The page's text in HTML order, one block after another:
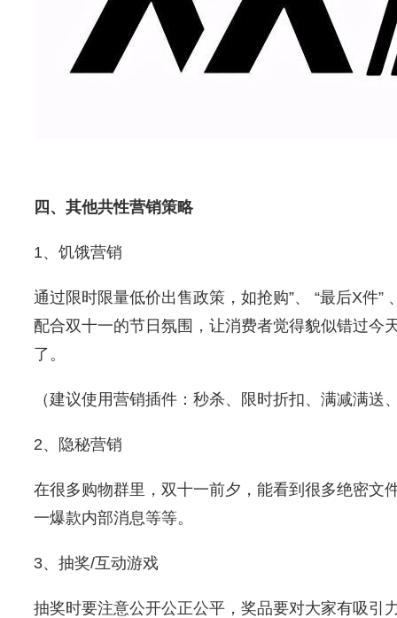
四、其他共性营销策略
1、饥饿营销
通过限时限量低价出售政策，如抢购”、 “最后X件”
配合双十一的节日氛围，让消费者觉得貌似错过今
了。
（建议使用营销插件：秒杀、限时折扣、满减满送
2、隐秘营销
在很多购物群里，双十一前夕，能看到很多绝密文
一爆款内部消息等等。
3、抽奖/互动游戏
抽奖时要注意公开公正公平，奖品要对大家有吸引